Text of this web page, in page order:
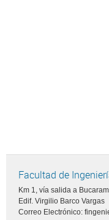
Facultad de
Km 1, vía salida a
Edif. Virgilio Barco Vargas
Correo Electrónico: